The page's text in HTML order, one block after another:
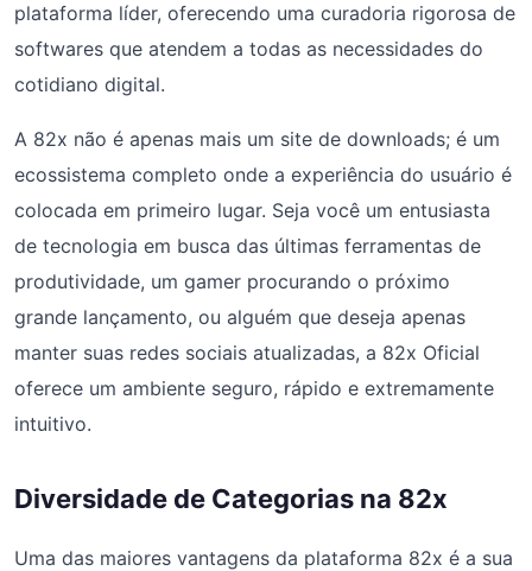
plataforma líder, oferecendo uma curadoria rigorosa de
softwares que atendem a todas as necessidades do
cotidiano digital.
A 82x não é apenas mais um site de downloads; é um
ecossistema completo onde a experiência do usuário é
colocada em primeiro lugar. Seja você um entusiasta
de tecnologia em busca das últimas ferramentas de
produtividade, um gamer procurando o próximo
grande lançamento, ou alguém que deseja apenas
manter suas redes sociais atualizadas, a 82x Oficial
oferece um ambiente seguro, rápido e extremamente
intuitivo.
Diversidade de Categorias na 82x
Uma das maiores vantagens da plataforma 82x é a sua